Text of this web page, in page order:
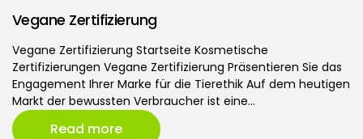
Vegane Zertifizierung
Vegane Zertifizierung Startseite Kosmetische
Zertifizierungen Vegane Zertifizierung Präsentieren Sie das
Engagement Ihrer Marke für die Tierethik Auf dem heutigen
Markt der bewussten Verbraucher ist eine…
Read more